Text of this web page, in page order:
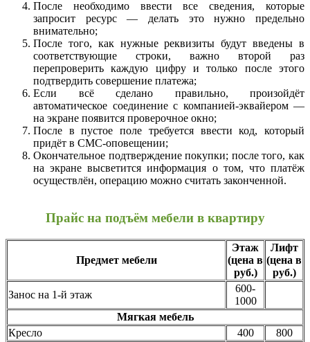
После необходимо ввести все сведения, которые
запросит ресурс — делать это нужно предельно
внимательно;
После того, как нужные реквизиты будут введены в
соответствующие строки, важно второй раз
перепроверить каждую цифру и только после этого
подтвердить совершение платежа;
Если всё сделано правильно, произойдёт
автоматическое соединение с компанией-эквайером —
на экране появится проверочное окно;
После в пустое поле требуется ввести код, который
придёт в СМС-оповещении;
Окончательное подтверждение покупки; после того, как
на экране высветится информация о том, что платёж
осуществлён, операцию можно считать законченной.
Прайс на подъём мебели в квартиру
Предмет мебели
Этаж
(цена в
руб.)
Лифт
(цена в
руб.)
Занос на 1-й этаж
600-
1000
Мягкая мебель
Кресло
400
800